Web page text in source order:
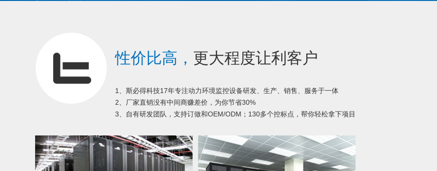
性价比高， 更大程度让利客户
1、斯必得科技17年专注动力环境监控设备研发、生产、销售、服务于一体
2、厂家直销没有中间商赚差价，为你节省30%
3、自有研发团队，支持订做和OEM/ODM；130多个控标点，帮你轻松拿下项目